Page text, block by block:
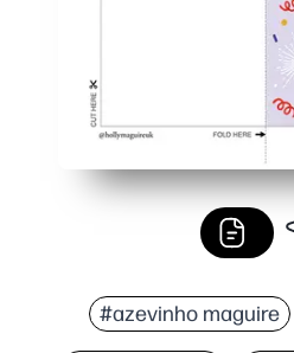
#azevinho maguire